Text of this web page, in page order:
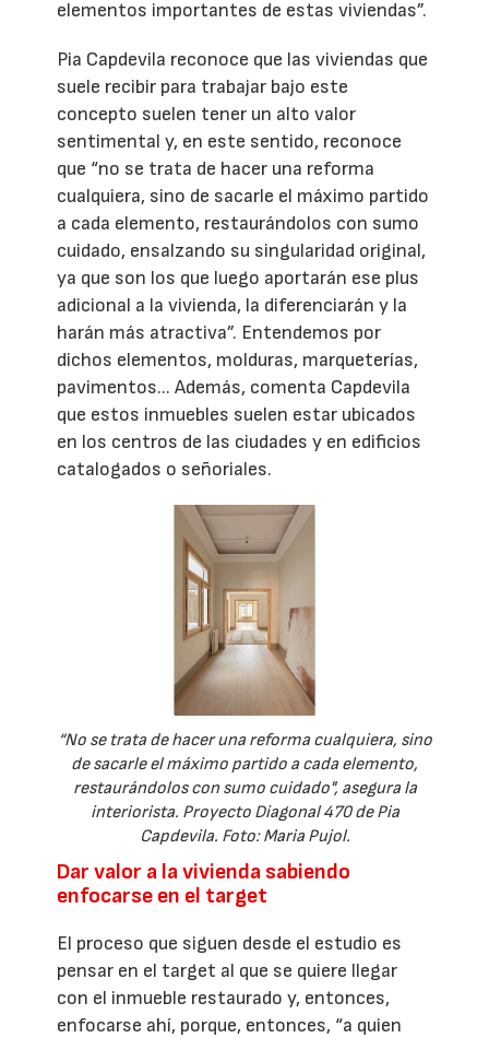
elementos importantes de estas viviendas”.
Pia Capdevila reconoce que las viviendas que
suele recibir para trabajar bajo este
concepto suelen tener un alto valor
sentimental y, en este sentido, reconoce
que “no se trata de hacer una reforma
cualquiera, sino de sacarle el máximo partido
a cada elemento, restaurándolos con sumo
cuidado, ensalzando su singularidad original,
ya que son los que luego aportarán ese plus
adicional a la vivienda, la diferenciarán y la
harán más atractiva”. Entendemos por
dichos elementos, molduras, marqueterías,
pavimentos... Además, comenta Capdevila
que estos inmuebles suelen estar ubicados
en los centros de las ciudades y en edificios
catalogados o señoriales.
“No se trata de hacer una reforma cualquiera, sino
de sacarle el máximo partido a cada elemento,
restaurándolos con sumo cuidado", asegura la
interiorista. Proyecto Diagonal 470 de Pia
Capdevila. Foto: Maria Pujol.
Dar valor a la vivienda sabiendo
enfocarse en el target
El proceso que siguen desde el estudio es
pensar en el target al que se quiere llegar
con el inmueble restaurado y, entonces,
enfocarse ahí, porque, entonces, “a quien